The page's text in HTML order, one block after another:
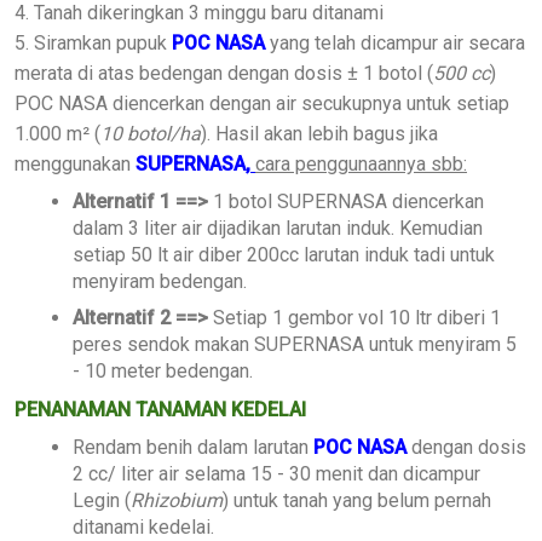
4. Tanah dikeringkan 3 minggu baru ditanami
5. Siramkan pupuk POC NASAyang telah dicampur air secara
merata di atas bedengan dengan dosis ± 1 botol (500 cc)
POC NASA diencerkan dengan air secukupnya untuk setiap
1.000 m² ( 10 botol/ha). Hasil akan lebih bagus jika
menggunakan SUPERNASA, cara penggunaannya sbb:
Alternatif 1 ==> 1 botol SUPERNASA diencerkan
dalam 3 liter air dijadikan larutan induk. Kemudian
setiap 50 lt air diber 200cc larutan induk tadi untuk
menyiram bedengan.
Alternatif 2 ==> Setiap 1 gembor vol 10 ltr diberi 1
peres sendok makan SUPERNASA untuk menyiram 5
- 10 meter bedengan.
PENANAMAN TANAMAN KEDELAI
Rendam benih dalam larutan POC NASAdengan dosis
2 cc/ liter air selama 15 - 30 menit dan dicampur
Legin (Rhizobium) untuk tanah yang belum pernah
ditanami kedelai.